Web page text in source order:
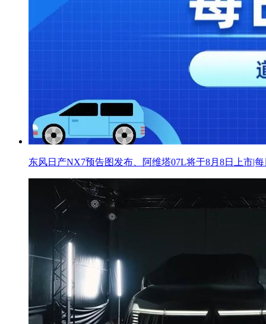
东风日产NX7预告图发布、阿维塔07L将于8月8日上市|